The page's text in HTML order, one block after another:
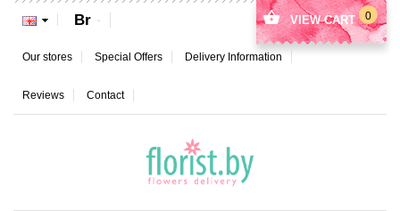
Br
Our stores Special Offers Delivery Information
Reviews Contact
VIEW CART 0